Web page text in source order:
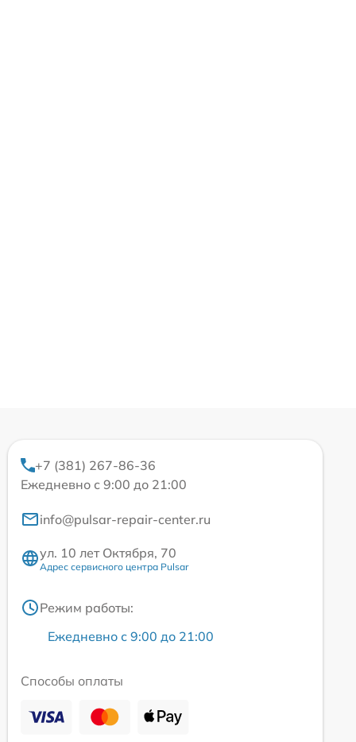
+7 (381) 267-86-36
Ежедневно с 9:00 до 21:00
info@pulsar-repair-center.ru
ул. 10 лет Октября, 70
Адрес сервисного центра Pulsar
Режим работы:
Ежедневно с 9:00 до 21:00
Способы оплаты